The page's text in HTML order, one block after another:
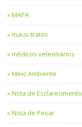
MAPA
maus-tratos
médicos veterinários
Meio Ambiente
Nota de Esclarecimento
Nota de Pesar